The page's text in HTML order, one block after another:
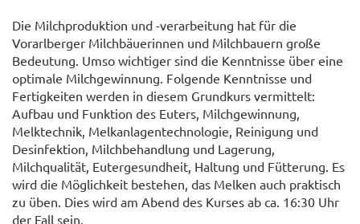
Die Milchproduktion und -verarbeitung hat für die
Vorarlberger Milchbäuerinnen und Milchbauern große
Bedeutung. Umso wichtiger sind die Kenntnisse über eine
optimale Milchgewinnung. Folgende Kenntnisse und
Fertigkeiten werden in diesem Grundkurs vermittelt:
Aufbau und Funktion des Euters, Milchgewinnung,
Melktechnik, Melkanlagentechnologie, Reinigung und
Desinfektion, Milchbehandlung und Lagerung,
Milchqualität, Eutergesundheit, Haltung und Fütterung. Es
wird die Möglichkeit bestehen, das Melken auch praktisch
zu üben. Dies wird am Abend des Kurses ab ca. 16:30 Uhr
der Fall sein.